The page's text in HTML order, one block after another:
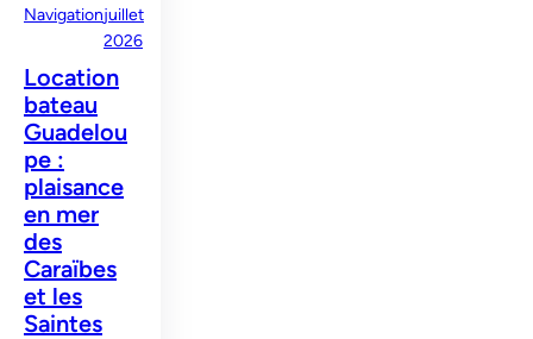
Navigationjuillet
2026
Location
bateau
Guadelou
pe :
plaisance
en mer
des
Caraïbes
et les
Saintes